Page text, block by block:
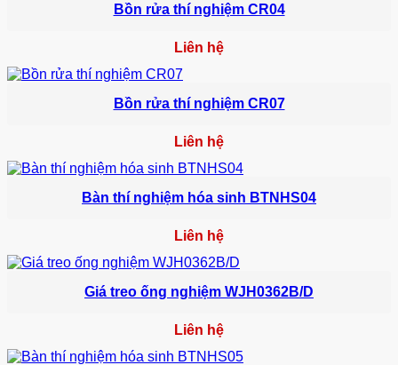
Bồn rửa thí nghiệm CR04
Liên hệ
Bồn rửa thí nghiệm CR07
Liên hệ
Bàn thí nghiệm hóa sinh BTNHS04
Liên hệ
Giá treo ống nghiệm WJH0362B/D
Liên hệ